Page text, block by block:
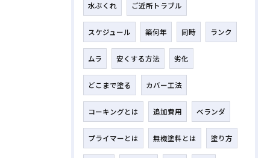
水ぶくれ ご近所トラブル
スケジュール 築何年 同時 ランク
ムラ 安くする方法 劣化
どこまで塗る カバー工法
コーキングとは 追加費用 ベランダ
プライマーとは 無機塗料とは 塗り方